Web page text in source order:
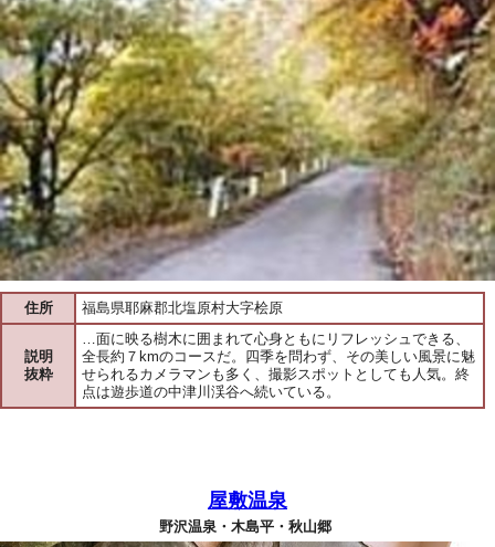
住所 福島県耶麻郡北塩原村大字桧原
説明
抜粋
…面に映る樹木に囲まれて心身ともにリフレッシュできる、
全長約７kmのコースだ。四季を問わず、その美しい風景に魅
せられるカメラマンも多く、撮影スポットとしても人気。終
点は遊歩道の中津川渓谷へ続いている。
屋敷温泉
野沢温泉・木島平・秋山郷